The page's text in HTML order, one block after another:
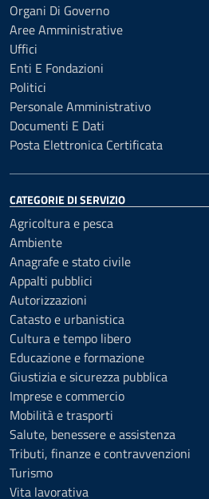
Organi Di Governo
Aree Amministrative
Uffici
Enti E Fondazioni
Politici
Personale Amministrativo
Documenti E Dati
Posta Elettronica Certificata
CATEGORIE DI SERVIZIO
Agricoltura e pesca
Ambiente
Anagrafe e stato civile
Appalti pubblici
Autorizzazioni
Catasto e urbanistica
Cultura e tempo libero
Educazione e formazione
Giustizia e sicurezza pubblica
Imprese e commercio
Mobilità e trasporti
Salute, benessere e assistenza
Tributi, finanze e contravvenzioni
Turismo
Vita lavorativa